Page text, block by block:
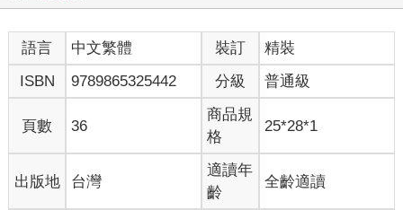
語言 中文繁體 裝訂
精裝
ISBN
9789865325442 分級 普通級
頁數 36
商品規
格
25*28*1
出版地 台灣
適讀年
齡
全齡適讀